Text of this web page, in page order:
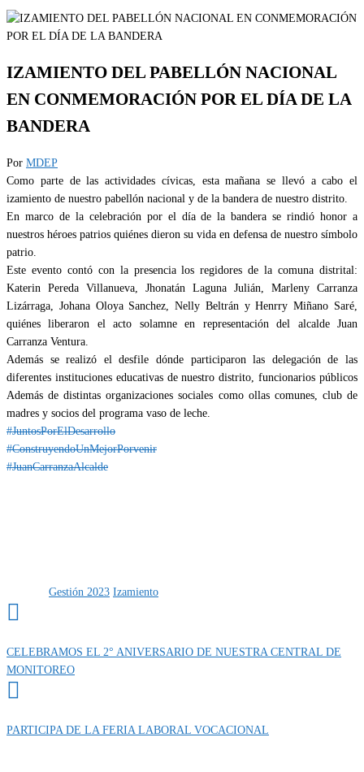
IZAMIENTO DEL PABELLÓN NACIONAL
EN CONMEMORACIÓN POR EL DÍA DE LA
BANDERA
Por MDEP
Como parte de las actividades cívicas, esta mañana se llevó a cabo el
izamiento de nuestro pabellón nacional y de la bandera de nuestro distrito.
En marco de la celebración por el día de la bandera se rindió honor a
nuestros héroes patrios quiénes dieron su vida en defensa de nuestro símbolo
patrio.
Este evento contó con la presencia los regidores de la comuna distrital:
Katerin Pereda Villanueva, Jhonatán Laguna Julián, Marleny Carranza
Lizárraga, Johana Oloya Sanchez, Nelly Beltrán y Henrry Miñano Saré,
quiénes liberaron el acto solamne en representación del alcalde Juan
Carranza Ventura.
Además se realizó el desfile dónde participaron las delegación de las
diferentes instituciones educativas de nuestro distrito, funcionarios públicos
Además de distintas organizaciones sociales como ollas comunes, club de
madres y socios del programa vaso de leche.
#JuntosPorElDesarrollo
#ConstruyendoUnMejorPorvenir
#JuanCarranzaAlcalde
Gestión 2023 Izamiento
CELEBRAMOS EL 2° ANIVERSARIO DE NUESTRA CENTRAL DE
MONITOREO
PARTICIPA DE LA FERIA LABORAL VOCACIONAL